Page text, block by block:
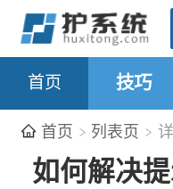
首页 技巧
首页 列表页
如何解决